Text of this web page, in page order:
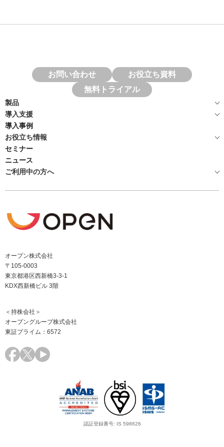
お問い合わせ
お役立ち資料
無料トライアル
製品
導入支援
導入事例
お役立ち情報
セミナー
ニュース
ご利用中の方へ
オープン株式会社
〒105-0003
東京都港区西新橋3-3-1
KDX西新橋ビル 3階
＜持株会社＞
オープングループ株式会社
東証プライム：6572
認証登録番号: IS 598626